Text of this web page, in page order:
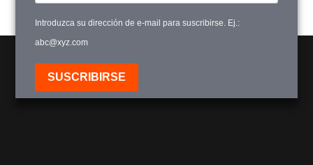
Ver Productos
Añadir a Carrito
Introduzca su dirección de e-mail para suscribirse. Ej.:
abc@xyz.com
SUSCRIBIRSE